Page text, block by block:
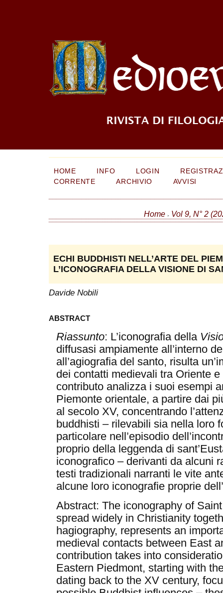
HOME INFO LOGIN
CORRENTE
ARCHIVIO AVVISI
Home > Vol 9, N° 2
ECHI BUDDHISTI NELL’ARTE DEL
L’ICONOGRAFIA DELLA VISIONE DI
Davide Nobili
ABSTRACT
Riassunto: L’iconografia della
diffusasi ampiamente all’interno
all’agiografia del santo, risulta
dei contatti medievali tra Oriente
contributo analizza i suoi esempi
Piemonte orientale, a partire dai
al secolo XV, concentrando
buddhisti – rilevabili sia nella loro
particolare nell’episodio
proprio della leggenda di
iconografico – derivanti da alcuni
testi tradizionali narranti le vite
alcune loro iconografie proprie
Abstract: The iconography of
spread widely in Christianity
hagiography, represents an
medieval contacts between East
contribution takes into
Eastern Piedmont, starting with
dating back to the XV century,